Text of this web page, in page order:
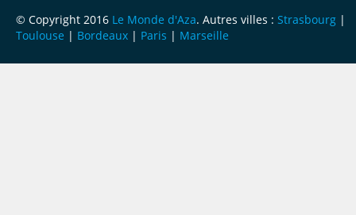
© Copyright 2016 Le Monde d'Aza. Autres villes : Strasbourg |
Toulouse | Bordeaux | Paris | Marseille